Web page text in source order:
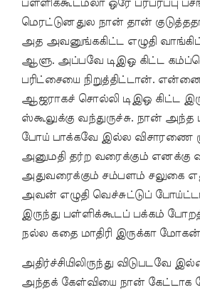
பள்ளிக்கூடம்லா ஒரே பரபரப்பு
மெரட்டுனதுல நான் தான்
அத அவனுங்ககிட்ட எழுதி
ஆளு. அப்பவே டிஇஒ கிட்ட
பரிட்சையை நிறுத்திட்டான்.
ஆஜராகச் சொல்லி டிஇஒ கிட்ட
ஸ்கூலுக்கு வந்துருச்சு. நான்
போய் பாக்கவே இல்ல விசாரணை
அனுமதி தர்ற வரைக்கும் எனக்கு
அதுவரைக்கும் சம்பளம் சலுகை
அவன் எழுதி வெச்சுட்டுப்
இருந்து பள்ளிக்கூடப் பக்கம்
நல்ல கதை மாதிரி இருக்கா
அதிர்ச்சியிலிருந்து விடுபடவே
அந்தக் கேள்வியை நான் கேட்டாக